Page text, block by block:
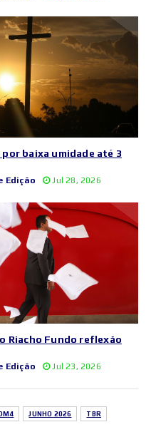
baixa umidade até 3
Edição Jul 28, 2026
Riacho Fundo reflexão
Edição Jul 23, 2026
JUNHO 2026 TBR